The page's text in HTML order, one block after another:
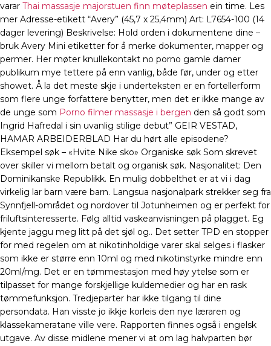
varar Thai massasje majorstuen finn møteplassen ein time. Les
mer Adresse-etikett “Avery” (45,7 x 25,4mm) Art: L7654-100 (14
dager levering) Beskrivelse: Hold orden i dokumentene dine –
bruk Avery Mini etiketter for å merke dokumenter, mapper og
permer. Her møter knullekontakt no porno gamle damer
publikum mye tettere på enn vanlig, både før, under og etter
showet. Å la det meste skje i underteksten er en fortellerform
som flere unge forfattere benytter, men det er ikke mange av
de unge som Porno filmer massasje i bergen den så godt som
Ingrid Hafredal i sin uvanlig stilige debut” GEIR VESTAD,
HAMAR ARBEIDERBLAD Har du hørt alle episodene?
Eksempel søk – «Hvite Nike sko» Organiske søk Som skrevet
over skiller vi mellom betalt og organisk søk. Nasjonalitet: Den
Dominikanske Republikk. En mulig dobbelthet er at vi i dag
virkelig lar barn være barn. Langsua nasjonalpark strekker seg fra
Synnfjell-området og nordover til Jotunheimen og er perfekt for
friluftsinteresserte. Følg alltid vaskeanvisningen på plagget. Eg
kjente jaggu meg litt på det sjøl og.. Det setter TPD en stopper
for med regelen om at nikotinholdige varer skal selges i flasker
som ikke er større enn 10ml og med nikotinstyrke mindre enn
20ml/mg. Det er en tømmestasjon med høy ytelse som er
tilpasset for mange forskjellige kuldemedier og har en rask
tømmefunksjon. Tredjeparter har ikke tilgang til dine
persondata. Han visste jo ikkje korleis den nye læraren og
klassekameratane ville vere. Rapporten finnes også i engelsk
utgave. Av disse midlene mener vi at om lag halvparten bør